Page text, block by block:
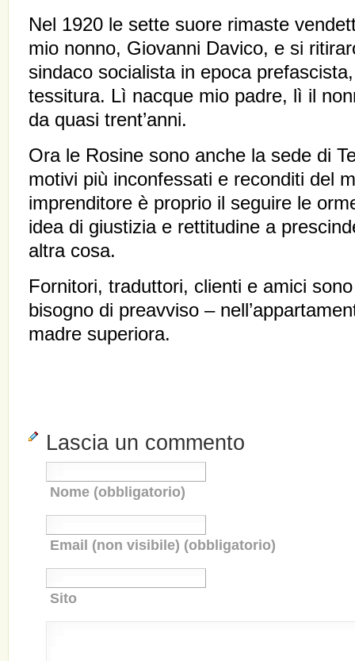
Nel 1920 le sette suore rimaste
mio nonno, Giovanni Davico, e si
sindaco socialista in epoca
tessitura. Lì nacque mio padre, lì il
da quasi trent’anni.
Ora le Rosine sono anche la sede di
motivi più inconfessati e reconditi del
imprenditore è proprio il seguire le
idea di giustizia e rettitudine a
altra cosa.
Fornitori, traduttori, clienti e amici
bisogno di preavviso –
madre superiora.
Lascia un commento
Nome (obbligatorio)
Email (non visibile) (obbligatorio)
Sito